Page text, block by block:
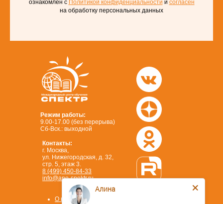
ознакомлен с Политикой конфиденциальности и согласен
на обработку персональных данных
Режим работы:
9.00-17.00 (без перерыва)
Сб-Вск.: выходной
Позвонить или написать
Контакты:
г. Москва,
ул. Нижегородская, д. 32,
стр. 5, этаж 3.
8 (499) 450-84-33
info@ano-spektr.ru
О компании
Алина